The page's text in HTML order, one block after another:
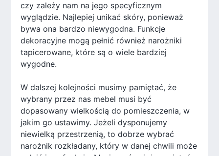
czy zależy nam na jego specyficznym
wyglądzie. Najlepiej unikać skóry, ponieważ
bywa ona bardzo niewygodna. Funkcje
dekoracyjne mogą pełnić również narożniki
tapicerowane, które są o wiele bardziej
wygodne.
W dalszej kolejności musimy pamiętać, że
wybrany przez nas mebel musi być
dopasowany wielkością do pomieszczenia, w
jakim go ustawimy. Jeżeli dysponujemy
niewielką przestrzenią, to dobrze wybrać
narożnik rozkładany, który w danej chwili może